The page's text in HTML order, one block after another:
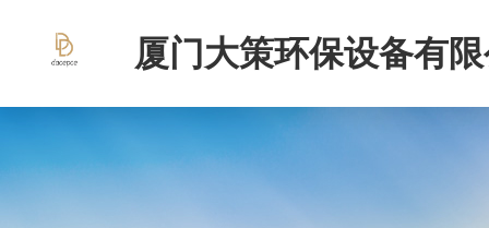
厦门大策环保设备有